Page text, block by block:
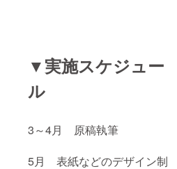
▼実施スケジュー
ル
3～4月 原稿執筆
5月 表紙などのデザイン制